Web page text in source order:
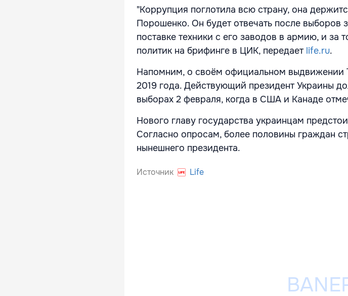
"Коррупция поглотила всю страну, она
Порошенко. Он будет отвечать после выборов
поставке техники с его заводов в армию, и за
политик на брифинге в ЦИК, передает life.ru.
Напомним, о своём официальном выдвижении
2019 года. Действующий президент Украины
выборах 2 февраля, когда в США и Канаде
Нового главу государства украинцам
Согласно опросам, более половины граждан
нынешнего президента.
Источник Life